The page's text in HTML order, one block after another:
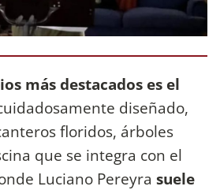
más destacados es el
diseñado,
floridos, árboles
que se integra con el
Luciano Pereyra suele